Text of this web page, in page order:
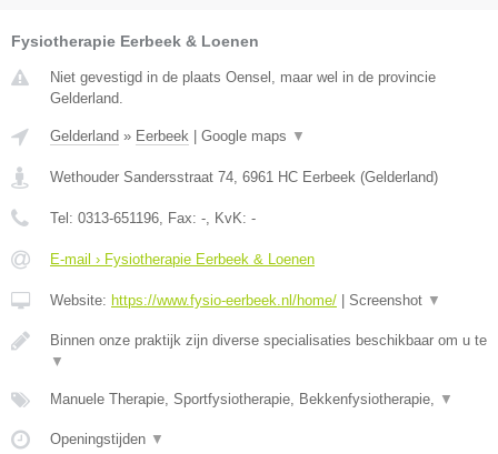
Fysiotherapie Eerbeek & Loenen
Niet gevestigd in de plaats Oensel, maar wel in de provincie
Gelderland.
Gelderland » Eerbeek Google maps ▼
Wethouder Sandersstraat 74 6961 HC Eerbeek (Gelderland)
Tel: 0313-651196 , Fax: - , KvK: -
E-mail › Fysiotherapie Eerbeek & Loenen
Website: https://www.fysio-eerbeek.nl/home/ Screenshot ▼
Binnen onze praktijk zijn diverse specialisaties beschikbaar om u te
▼
Manuele Therapie, Sportfysiotherapie, Bekkenfysiotherapie, ▼
Openingstijden ▼